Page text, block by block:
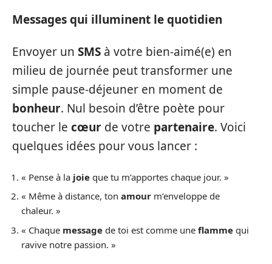
Messages qui illuminent le quotidien
Envoyer un SMS à votre bien-aimé(e) en
milieu de journée peut transformer une
simple pause-déjeuner en moment de
bonheur. Nul besoin d’être poète pour
toucher le cœur de votre partenaire. Voici
quelques idées pour vous lancer :
« Pense à la joie que tu m’apportes chaque jour. »
« Même à distance, ton amour m’enveloppe de
chaleur. »
« Chaque message de toi est comme une flamme qui
ravive notre passion. »